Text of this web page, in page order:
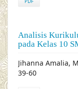
PDF
Analisis
pada Kelas 10
Jihanna Amalia,
39-60